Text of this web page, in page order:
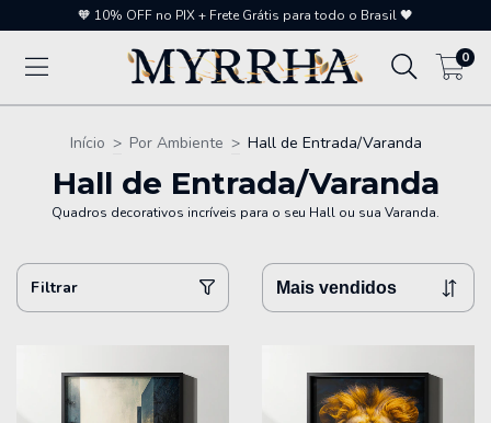
🧡 10% OFF no PIX + Frete Grátis para todo o Brasil 🖤
0
Início > Por Ambiente > Hall de Entrada/Varanda
Hall de Entrada/Varanda
Quadros decorativos incríveis para o seu Hall ou sua Varanda.
Filtrar